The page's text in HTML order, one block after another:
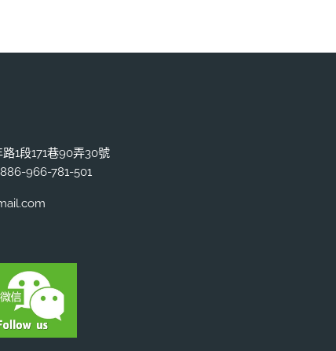
1段171巷90弄30號
966-781-501